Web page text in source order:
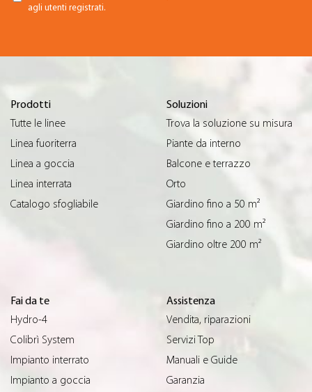
agli utenti registrati.
Prodotti
Tutte le linee
Linea fuoriterra
Linea a goccia
Linea interrata
Catalogo sfogliabile
Soluzioni
Trova la soluzione su misura
Piante da interno
Balcone e terrazzo
Orto
Giardino fino a 50 m²
Giardino fino a 200 m²
Giardino oltre 200 m²
Fai da te
Hydro-4
Colibrì System
Impianto interrato
Impianto a goccia
Assistenza
Vendita, riparazioni
Servizi Top
Manuali e Guide
Garanzia